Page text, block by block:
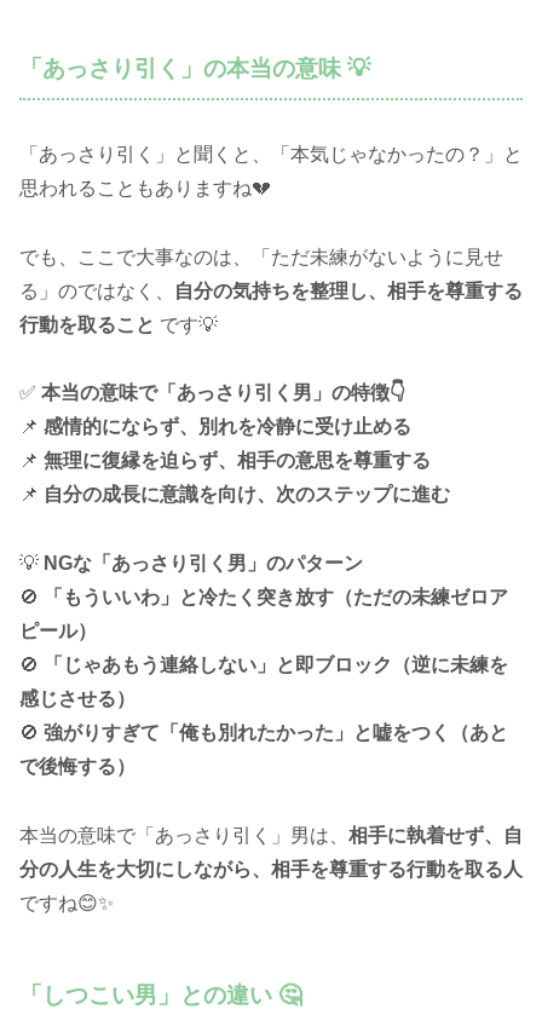
「あっさり引く」の本当の意味 💡
「あっさり引く」と聞くと、「本気じゃなかったの？」と
思われることもありますね💔
でも、ここで大事なのは、「ただ未練がないように見せ
る」のではなく、
自分の気持ちを整理し、相手を尊重する
行動を取ること です💡
✅ 本当の意味で「あっさり引く男」の特徴👇
📌 感情的にならず、別れを冷静に受け止める
📌 無理に復縁を迫らず、相手の意思を尊重する
📌 自分の成長に意識を向け、次のステップに進む
💡 NGな「あっさり引く男」のパターン
🚫
「もういいわ」と冷たく突き放す（ただの未練ゼロア
ピール）
🚫
「じゃあもう連絡しない」と即ブロック（逆に未練を
感じさせる）
🚫 強がりすぎて「俺も別れたかった」と嘘をつく（あと
で後悔する）
本当の意味で「あっさり引く」男は、 相手に執着せず、自
分の人生を大切にしながら、相手を尊重する行動を取る人
ですね😊✨
「しつこい男」との違い 🤔